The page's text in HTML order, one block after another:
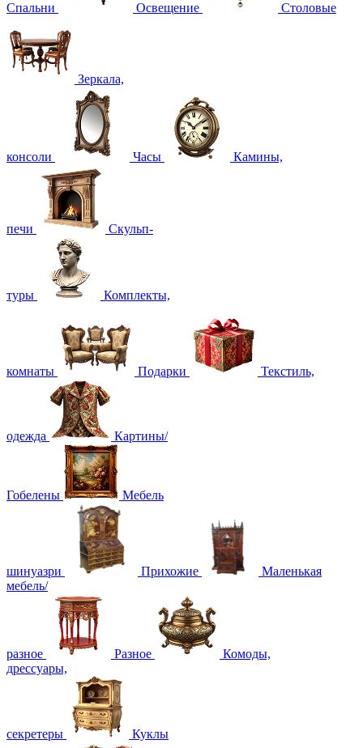
Спальни Освещение Столовые
Зеркала,
консоли Часы Камины,
печи Скульп-
туры Комплекты,
комнаты Подарки Текстиль,
одежда Картины/
Гобелены Мебель
шинуазри Прихожие
Маленькая
мебель/
разное Разное
Комоды,
дрессуары,
секретеры Куклы